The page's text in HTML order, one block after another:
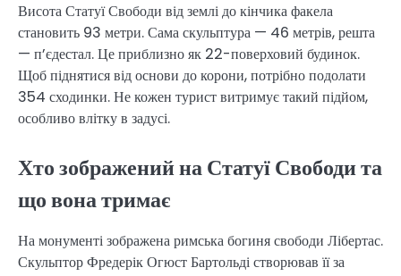
Висота Статуї Свободи від землі до кінчика факела
становить 93 метри. Сама скульптура — 46 метрів, решта
— п’єдестал. Це приблизно як 22-поверховий будинок.
Щоб піднятися від основи до корони, потрібно подолати
354 сходинки. Не кожен турист витримує такий підйом,
особливо влітку в задусі.
Хто зображений на Статуї Свободи та
що вона тримає
На монументі зображена римська богиня свободи Лібертас.
Скульптор Фредерік Огюст Бартольді створював її за